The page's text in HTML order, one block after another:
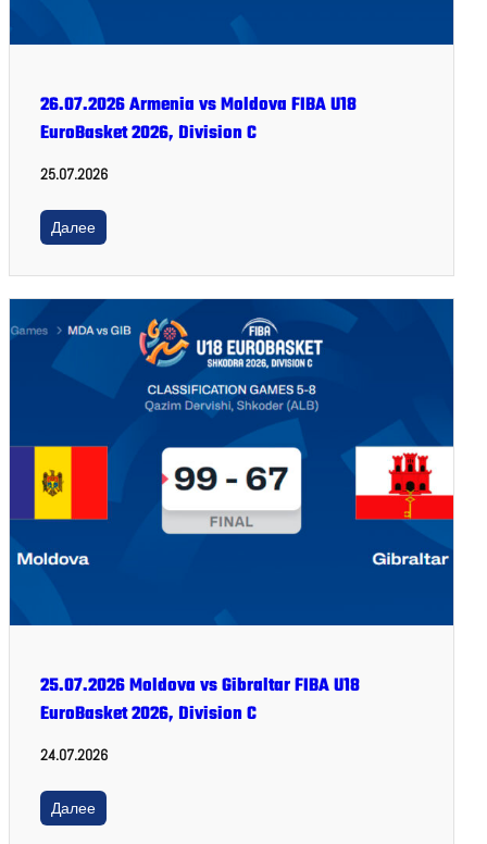
26.07.2026 Armenia vs Moldova FIBA U18
EuroBasket 2026, Division C
25.07.2026
Далее
25.07.2026 Moldova vs Gibraltar FIBA U18
EuroBasket 2026, Division C
24.07.2026
Далее